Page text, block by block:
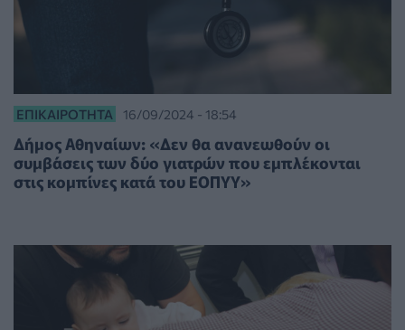
ΕΠΙΚΑΙΡΌΤΗΤΑ 16/09/2024 - 18:54
Δήμος Αθηναίων: «Δεν θα ανανεωθούν οι
συμβάσεις των δύο γιατρών που εμπλέκονται
στις κομπίνες κατά του ΕΟΠΥΥ»